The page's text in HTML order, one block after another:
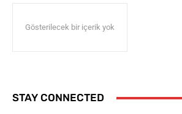
Gösterilecek bir içerik yok
STAY CONNECTED